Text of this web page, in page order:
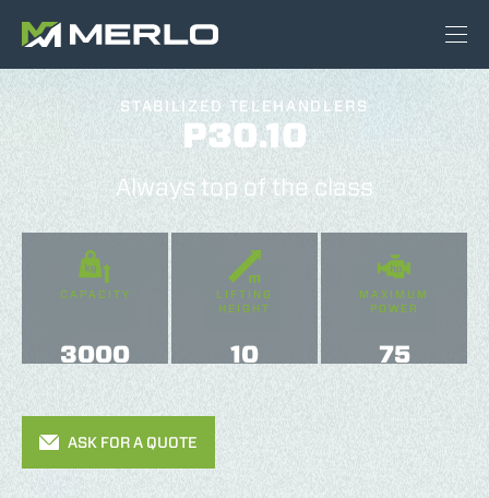
STABILIZED TELEHANDLERS
P30.10
Always top of the class
CAPACITY
3000
LIFTING
HEIGHT
10
MAXIMUM
POWER
75
ASK FOR A QUOTE